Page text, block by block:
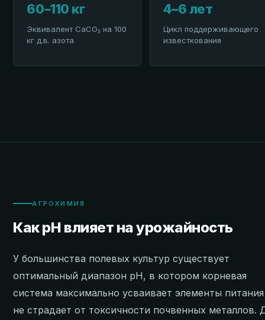
60–110 кг
Эквивалент CaCO₃ на 100
кг д.в. азота
4–6 лет
Цикл поддерживающего
известкования
АГРОХИМИЯ
Как pH влияет на урожайность
У большинства полевых культур существует
оптимальный диапазон pH, в котором корневая
система максимально усваивает элементы
не страдает от токсичности почвенных металлов.